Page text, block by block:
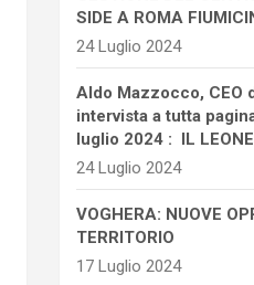
SIDE A ROMA
24 Luglio 2024
Aldo Mazzocco, CEO
intervista a tutta
luglio 2024 : IL
24 Luglio 2024
VOGHERA: NUOVE
TERRITORIO
17 Luglio 2024